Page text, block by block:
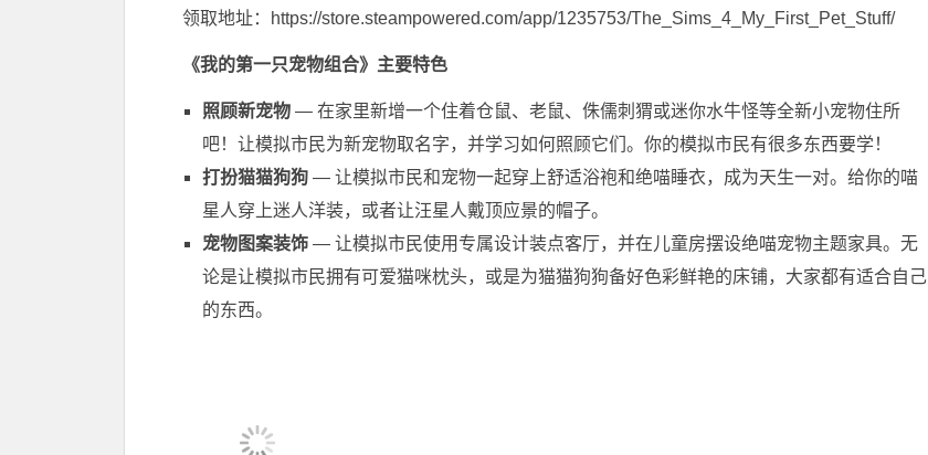
领取地址：https://store.steampowered.com/app/1235753/The_Sims_4_My_First_Pet_Stuff/
《我的第一只宠物组合》主要特色
照顾新宠物 — 在家里新增一个住着仓鼠、老鼠、侏儒刺猬或迷你水牛怪等全新小宠物住所
吧！让模拟市民为新宠物取名字，并学习如何照顾它们。你的模拟市民有很多东西要学！
打扮猫猫狗狗 — 让模拟市民和宠物一起穿上舒适浴袍和绝喵睡衣，成为天生一对。给你的喵
星人穿上迷人洋装，或者让汪星人戴顶应景的帽子。
宠物图案装饰 — 让模拟市民使用专属设计装点客厅，并在儿童房摆设绝喵宠物主题家具。无
论是让模拟市民拥有可爱猫咪枕头，或是为猫猫狗狗备好色彩鲜艳的床铺，大家都有适合自己
的东西。